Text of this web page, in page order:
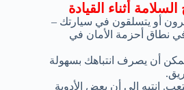
أثناء القيادة
أو يتسلقون في سيارتك –
في نطاق أحزمة الأمان في
أن يصرف انتباهك بسهولة
انتبه إلى أن بعض الأدوية